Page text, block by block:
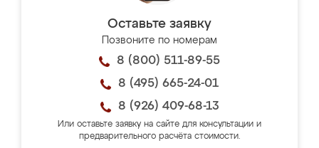
Оставьте заявку
Позвоните по номерам
8 (800) 511-89-55
8 (495) 665-24-01
8 (926) 409-68-13
Или оставьте заявку на сайте для консультации и
предварительного расчёта стоимости.